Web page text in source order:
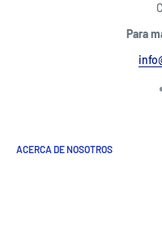
Para
ACERCA DE NOSOTROS